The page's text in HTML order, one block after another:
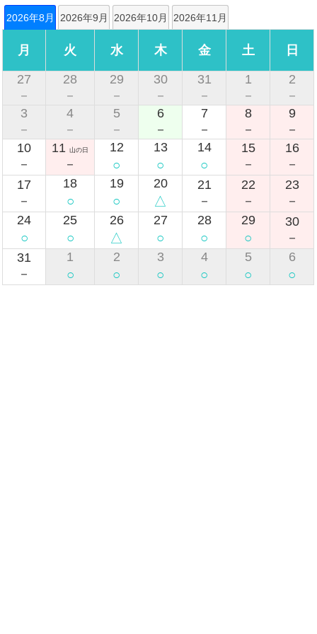
2026年8月 2026年9月 2026年10月 2026年11月
月 火 水 木 金 土 日
27
－
28
－
29
－
30
－
31
－
1
－
2
－
3
－
4
－
5
－
6
－
7
－
8
－
9
－
10
－
11山の日
－
12
○
13
○
14
○
15
－
16
－
17
－
18
○
19
○
20
△
21
－
22
－
23
－
24
○
25
○
26
△
27
○
28
○
29
○
30
－
31
－
1
○
2
○
3
○
4
○
5
○
6
○